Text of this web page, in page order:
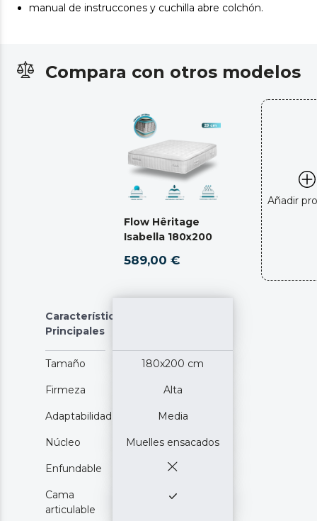
manual de instruccones y cuchilla abre colchón.
Compara con otros modelos
Flow Hêritage
Isabella 180x200
589,00 €
Añadir
Características
Principales
Tamaño 180x200 cm
Firmeza Alta
Adaptabilidad Media
Núcleo Muelles ensacados
Enfundable
Cama
articulable